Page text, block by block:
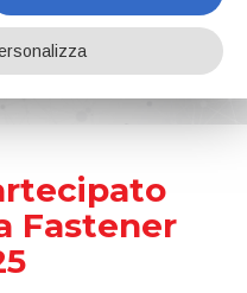
DÖRKEN ha partecipato con successo a Fastener Fair Global 2025
Fastener